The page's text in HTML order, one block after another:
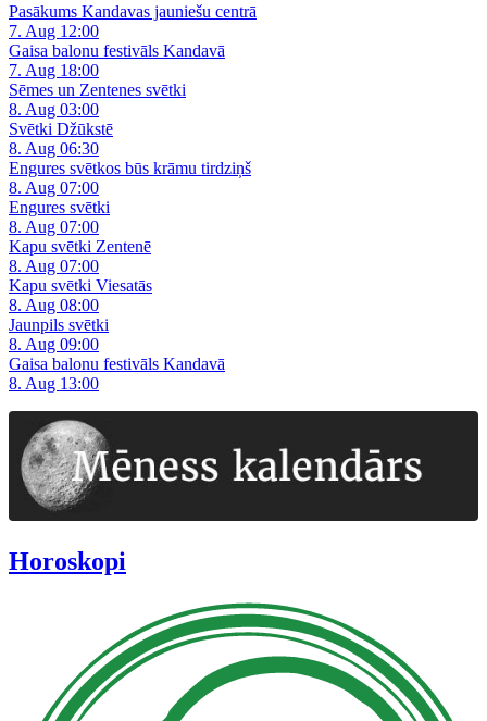
Pasākums Kandavas jauniešu centrā
7. Aug 12:00
Gaisa balonu festivāls Kandavā
7. Aug 18:00
Sēmes un Zentenes svētki
8. Aug 03:00
Svētki Džūkstē
8. Aug 06:30
Engures svētkos būs krāmu tirdziņš
8. Aug 07:00
Engures svētki
8. Aug 07:00
Kapu svētki Zentenē
8. Aug 07:00
Kapu svētki Viesatās
8. Aug 08:00
Jaunpils svētki
8. Aug 09:00
Gaisa balonu festivāls Kandavā
8. Aug 13:00
Horoskopi